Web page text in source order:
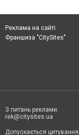
Реклама на сайті
Франшиза "CitySites"
З питань реклами:
rek@citysites.ua
Допускається